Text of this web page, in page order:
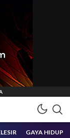
GAYA HIDUP